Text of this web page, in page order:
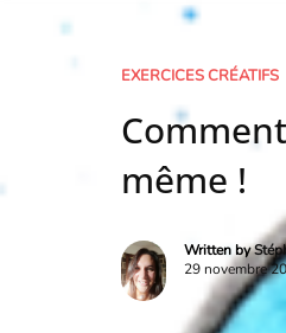
EXERCICES CRÉATIFS
même !
Written by
29 novembre